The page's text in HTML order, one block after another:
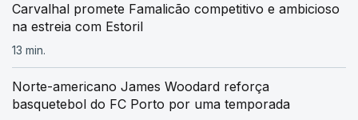
Carvalhal promete Famalicão competitivo e ambicioso
na estreia com Estoril
13 min.
Norte-americano James Woodard reforça
basquetebol do FC Porto por uma temporada